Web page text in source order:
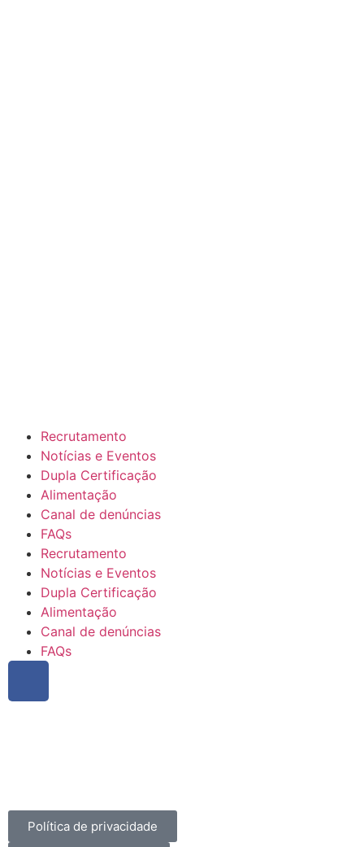
Recrutamento
Notícias e Eventos
Dupla Certificação
Alimentação
Canal de denúncias
FAQs
Recrutamento
Notícias e Eventos
Dupla Certificação
Alimentação
Canal de denúncias
FAQs
Política de privacidade